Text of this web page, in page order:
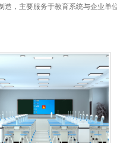
造，主要服务于教育系统与企业单